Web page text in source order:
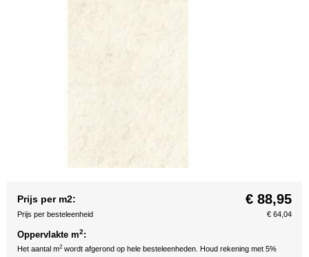
Prijs per m2: € 88,95
Prijs per besteleenheid € 64,04
Oppervlakte m2:
Het aantal m2 wordt afgerond op hele besteleenheden. Houd rekening met 5%